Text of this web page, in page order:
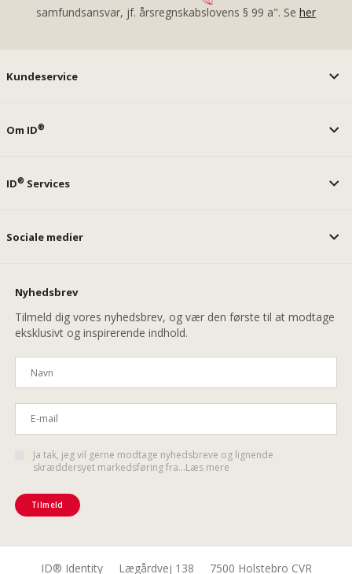
samfundsansvar, jf. årsregnskabslovens § 99 a". Se her
Kundeservice
Om ID®
ID® Services
Sociale medier
Nyhedsbrev
Tilmeld dig vores nyhedsbrev, og vær den første til at modtage
eksklusivt og inspirerende indhold.
Ja tak, jeg vil gerne modtage nyhedsbreve og lignende
skræddersyet markedsføring fra...Læs mere
Tilmeld
ID® Identity Lægårdvej 138 7500 Holstebro CVR